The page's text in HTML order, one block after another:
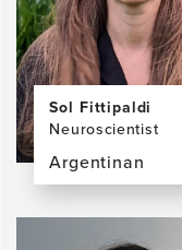
Sol Fittipaldi
Neuroscientist
Argentinan
View
the